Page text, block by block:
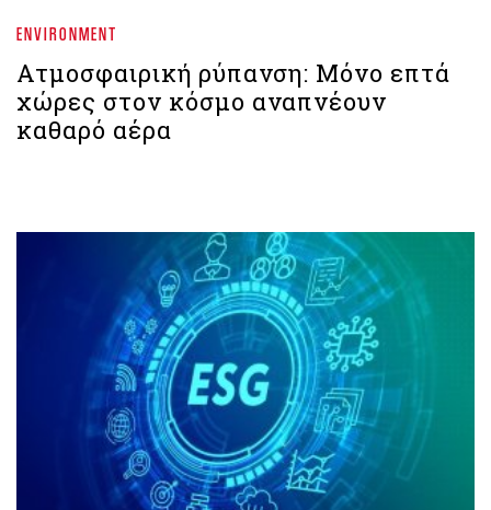
ENVIRONMENT
Ατμοσφαιρική ρύπανση: Μόνο επτά
χώρες στον κόσμο αναπνέουν
καθαρό αέρα